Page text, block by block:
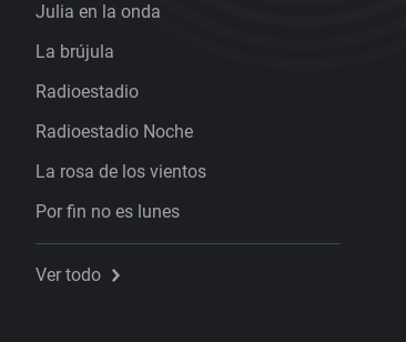
Julia en la onda
La brújula
Radioestadio
Radioestadio Noche
La rosa de los vientos
Por fin no es lunes
Ver todo